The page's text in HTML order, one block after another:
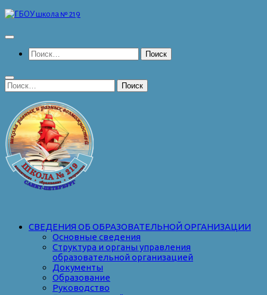
Перейти
содержимому
Найти:
Найти:
СВЕДЕНИЯ ОБ ОБРАЗОВАТЕЛЬНОЙ ОРГАНИЗАЦИИ
Основные сведения
Структура и органы управления
образовательной организацией
Документы
Образование
Руководство